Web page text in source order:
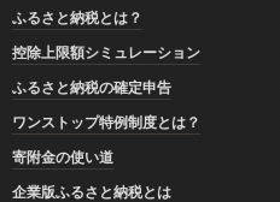
ふるさと納税とは？
控除上限額シミュレーション
ふるさと納税の確定申告
ワンストップ特例制度とは？
寄附金の使い道
企業版ふるさと納税とは